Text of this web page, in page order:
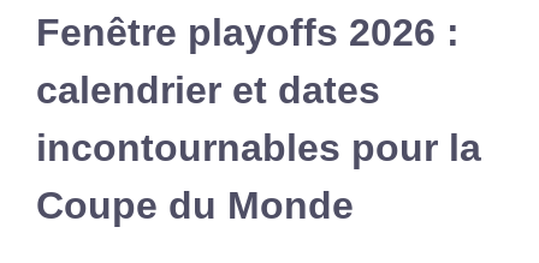
Fenêtre playoffs 2026 :
calendrier et dates
incontournables pour la
Coupe du Monde